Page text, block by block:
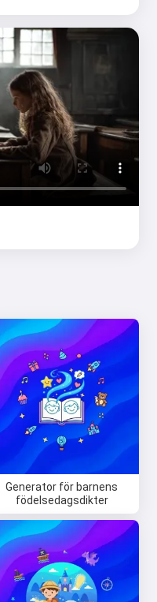
Generator för barnens
födelsedagsdikter